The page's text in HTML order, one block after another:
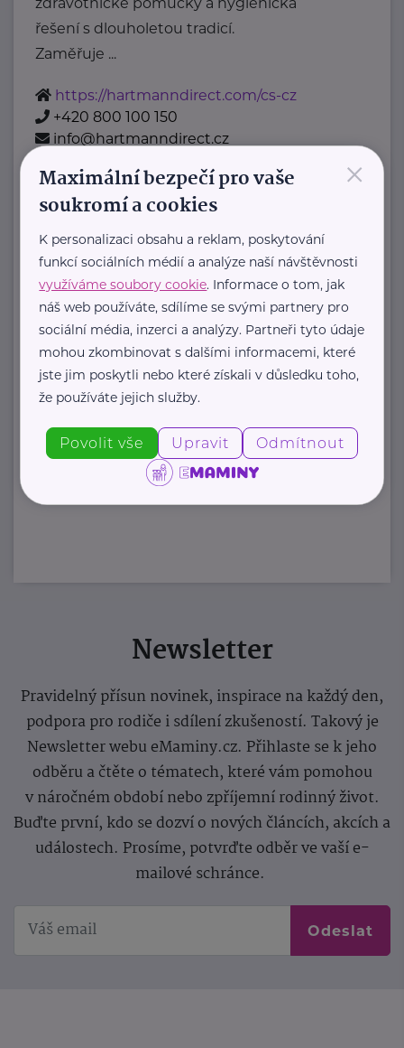
řešení s dlouholetou tradicí.
Zaměřuje ...
https://hartmanndirect.com/cs-cz
+420 800 100 150
info@hartmanndirect.cz
Zobrazit přehled společností
Newsletter
Pravidelný přísun novinek, inspirace na každý den,
podpora pro rodiče i sdílení zkušeností. Takový je
Newsletter webu eMaminy.cz. Přihlaste se k jeho
odběru a čtěte o tématech, které vám pomohou
v náročném období nebo zpříjemní rodinný život.
Buďte první, kdo se dozví o nových článcích, akcích a
událostech. Prosíme, potvrďte odběr ve vaší e-
mailové schránce.
Odeslat
×
Maximální bezpečí pro vaše
soukromí a cookies
K personalizaci obsahu a reklam, poskytování
funkcí sociálních médií a analýze naší návštěvnosti
využíváme soubory cookie. Informace o tom, jak
náš web používáte, sdílíme se svými partnery pro
sociální média, inzerci a analýzy. Partneři tyto údaje
mohou zkombinovat s dalšími informacemi, které
jste jim poskytli nebo které získali v důsledku toho,
že používáte jejich služby.
Povolit vše Upravit Odmítnout